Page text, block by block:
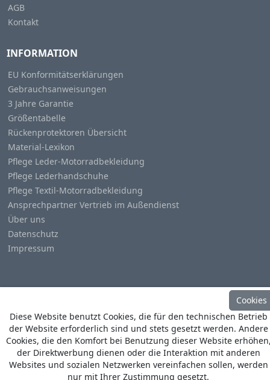
AGB
Kontakt
INFORMATION
EU Konformitätserklärungen
Gebrauchsanweisungen
3 Jahre Garantie
Größentabelle
Rückenprotektoren Übersicht
Material-Lexikon
Pflege Leder-Motorradbekleidung
Pflege Lederhandschuhe
Pflege Textil-Motorradbekleidung
Ansprechpartner Vertrieb im Außendienst
Über uns
Datenschutz
Impressum
© CopyrightHeino Büse MX Import GmbH. All Rights
Reserved
Cookies
Diese Website benutzt Cookies, die für den technischen Betrieb
der Website erforderlich sind und stets gesetzt werden. Andere
Cookies, die den Komfort bei Benutzung dieser Website
der Direktwerbung dienen oder die Interaktion mit anderen
Websites und sozialen Netzwerken vereinfachen sollen, werden
nur mit Ihrer Zustimmung gesetzt.